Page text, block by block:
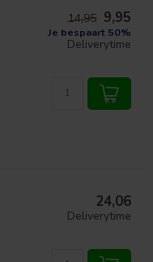
14,95 9,95
Je bespaart 50%
Deliverytime
24,06
Deliverytime